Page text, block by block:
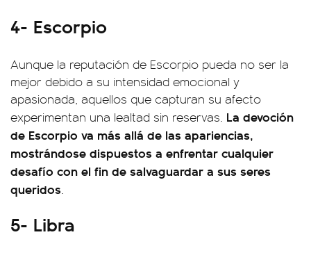
4- Escorpio
Aunque la reputación de Escorpio pueda no ser la
mejor debido a su intensidad emocional y
apasionada, aquellos que capturan su afecto
experimentan una lealtad sin reservas. La devoción
de Escorpio va más allá de las apariencias,
mostrándose dispuestos a enfrentar cualquier
desafío con el fin de salvaguardar a sus seres
queridos.
5- Libra